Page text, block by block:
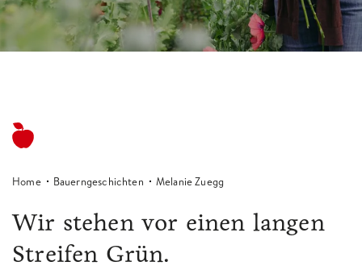
Home Bauerngeschichten Melanie Zuegg
Wir stehen vor einen langen
Streifen Grün.